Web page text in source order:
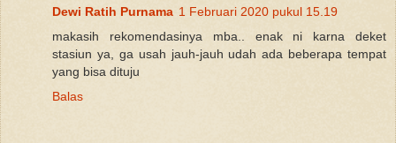
Dewi Ratih Purnama 1 Februari 2020 pukul 15.19
makasih rekomendasinya mba.. enak ni karna deket
stasiun ya, ga usah jauh-jauh udah ada beberapa tempat
yang bisa dituju
Balas